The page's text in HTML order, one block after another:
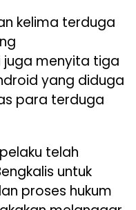
kelima terduga
juga menyita tiga
yang diduga
para terduga
telah
untuk
proses hukum